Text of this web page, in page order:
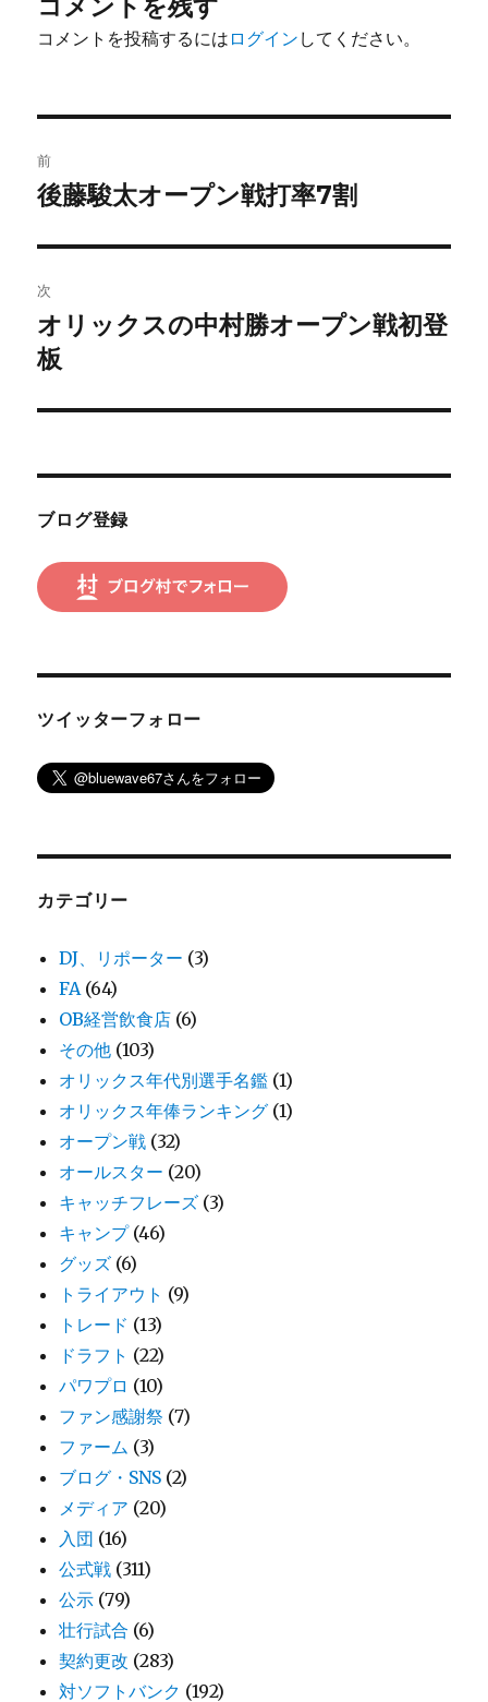
コメントを投稿するには ログイン してください。
稿
ビ
ゲ
ー
シ
ン
前
前
投
稿:
後藤駿太オープン戦打率7割
次
次
の
稿:
オリックスの中村勝オープン戦初登
板
ブログ登録
ツイッターフォロー
カテゴリー
DJ、リポーター (3)
FA(64)
OB経営飲食店 (6)
その他 (103)
オリックス年代別選手名鑑 (1)
オリックス年俸ランキング (1)
オープン戦 (32)
オールスター (20)
キャッチフレーズ (3)
キャンプ(46)
グッズ (6)
トライアウト (9)
トレード (13)
ドラフト (22)
パワプロ (10)
ファン感謝祭 (7)
ファーム (3)
ブログ・SNS (2)
メディア (20)
入団 (16)
公式戦 (311)
公示 (79)
壮行試合 (6)
契約更改 (283)
対ソフトバンク (192)